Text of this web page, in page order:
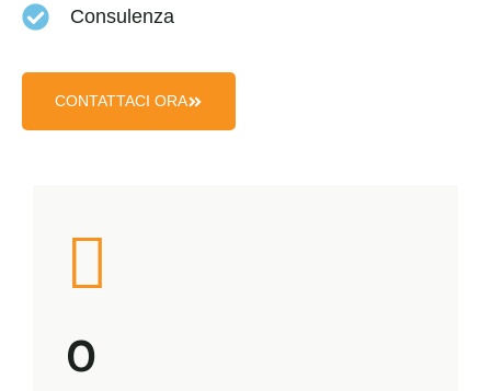
Consulenza
CONTATTACI ORA
0